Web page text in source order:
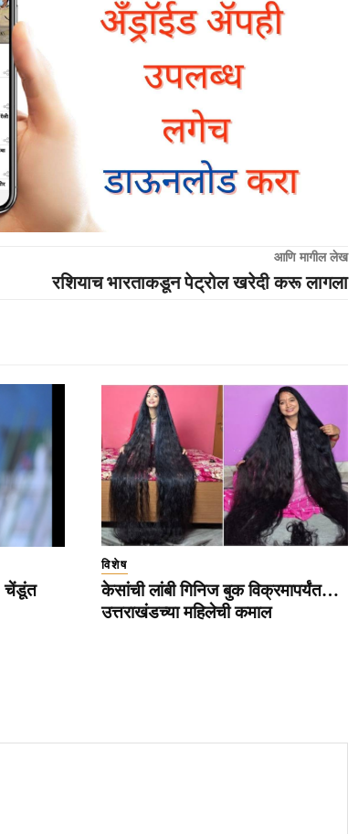
आणि मागील लेख
रशियाच भारताकडून पेट्रोल खरेदी करू लागला
चेंडूंत
विशेष
केसांची लांबी गिनिज बुक विक्रमापर्यंत…
उत्तराखंडच्या महिलेची कमाल